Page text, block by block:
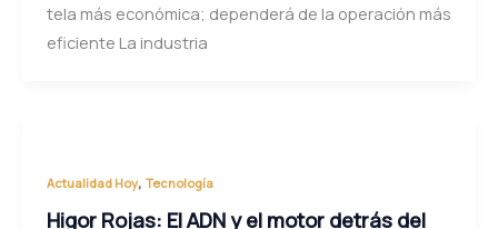
tela más económica; dependerá de la operación más
eficiente La industria
Actualidad Hoy, Tecnología
Higor Rojas: El ADN y el motor detrás del